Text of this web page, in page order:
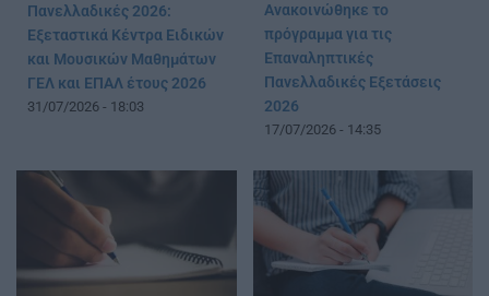
Πανελλαδικές 2026:
Εξεταστικά Κέντρα Ειδικών
και Μουσικών Μαθημάτων
ΓΕΛ και ΕΠΑΛ έτους 2026
31/07/2026 - 18:03
Ανακοινώθηκε το
πρόγραμμα για τις
Επαναληπτικές
Πανελλαδικές Εξετάσεις
2026
17/07/2026 - 14:35